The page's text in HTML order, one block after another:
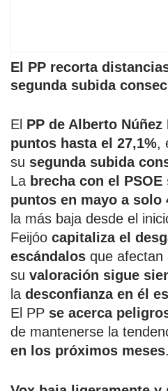
El PP recorta
segunda subida
El PP de Alberto
puntos hasta el 27,1%,
su segunda subida
La brecha con el
puntos en mayo a solo
la más baja desde el
Feijóo capitaliza el
escándalos que afectan
su valoración sigue
la desconfianza en él
El PP se acerca
de mantenerse la
en los próximos meses.